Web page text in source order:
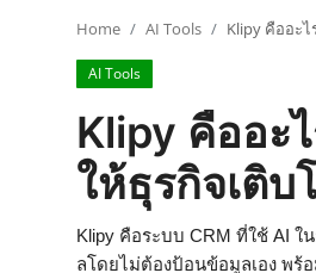
ThaiGPT Builder
คอร์สเรียน ChatGPT
Home AI Tools Klipy คืออะไ
AI Tools
Klipy คืออะ
ให้ธุรกิจเติบ
Klipy คือระบบ CRM ที่ใช้ AI
ลโดยไม่ต้องป้อนข้อมูลเอง พร้